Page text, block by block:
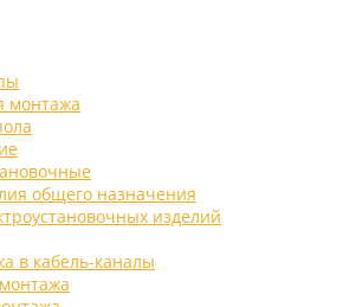
монтажа
общего назначения
изделий
в кабель-каналы